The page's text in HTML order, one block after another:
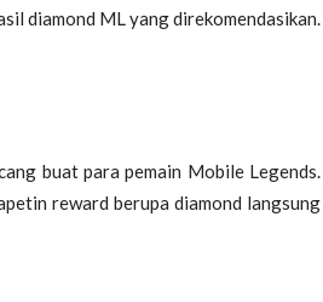
diamond ML yang direkomendasikan.
buat para pemain Mobile Legends.
reward berupa diamond langsung